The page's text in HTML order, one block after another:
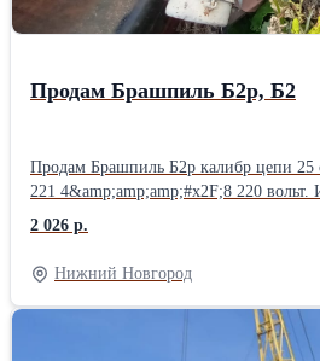
Продам Брашпиль Б2р, Б2
Продам Брашпиль Б2р калибр цепи 25
221 4&amp;amp;amp;#x2F;8 220
Брашпиль Б2 калибр цепи 22 с
4&amp;amp;amp;#x2F;8 с
4&amp;amp;amp;#x2F;8 380 вольт.
шпили разных калибров в разном
холла,матросова.якорные
смычки,скобы концевые,звени
2 026 р.
Нижний Новгород